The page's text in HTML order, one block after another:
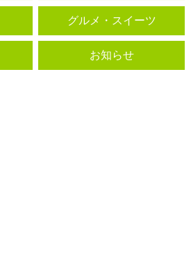
グルメ・スイーツ
お知らせ